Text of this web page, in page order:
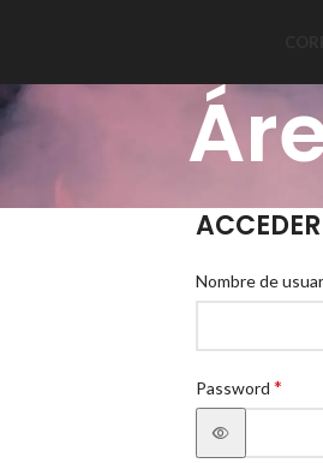
ACCEDER
Nombre de
Password *